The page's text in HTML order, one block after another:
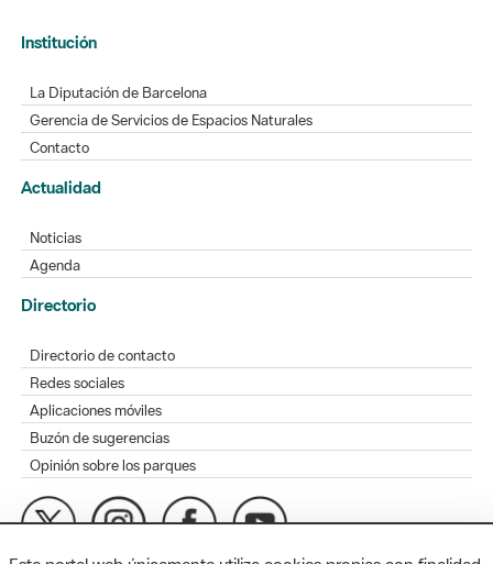
Institución
La Diputación de Barcelona
Gerencia de Servicios de Espacios Naturales
Contacto
Actualidad
Noticias
Agenda
Directorio
Directorio de contacto
Redes sociales
Aplicaciones móviles
Buzón de sugerencias
Opinión sobre los parques